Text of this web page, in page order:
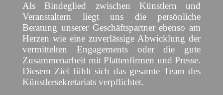
Als Bindeglied zwischen Künstlern und
Veranstaltern liegt uns die persönliche
Beratung unserer Geschäftspartner ebenso am
Herzen wie eine zuverlässige Abwicklung der
vermittelten Engagements oder die gute
Zusammenarbeit mit Plattenfirmen und Presse.
Diesem Ziel fühlt sich das gesamte Team des
Künstlersekretariats verpflichtet.